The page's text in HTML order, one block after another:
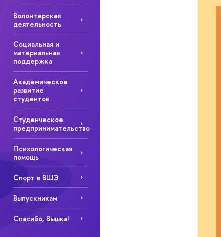
Волонтерская
деятельность
Социальная и
материальная
поддержка
Академическое
развитие
студентов
Студенческое
предпринимательство
Психологическая
помощь
Спорт в ВШЭ
Выпускникам
Спасибо, Вышка!